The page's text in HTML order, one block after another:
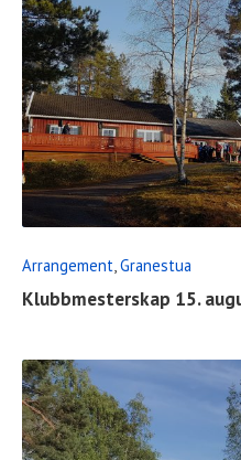
Arrangement,Granestua
Klubbmesterskap 15.